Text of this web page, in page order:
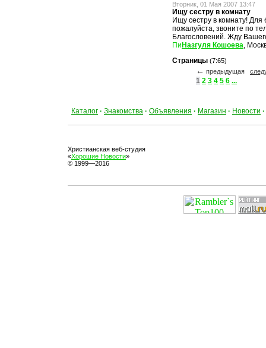
Вторник, 01 Мая 2007 13:47
Ищу сестру в комнату
Ищу сестру в комнату!
пожалуйста, звоните по
Благословений. Жду
Назгуля Кошоева,
Страницы (7:65)
← предыдущая
1 2 3 4 5 6 ...
Каталог · Знакомства · Объявления · Магазин · Новости ·
Христианская веб-студия
«Хорошие Новости»
© 1999—2016